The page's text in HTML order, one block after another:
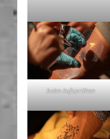
beim Aufsprühen